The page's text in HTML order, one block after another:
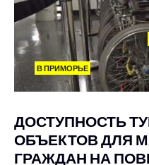
В ПРИМОРЬЕ
ДОСТУПНОСТЬ
ОБЪЕКТОВ ДЛЯ
ГРАЖДАН НА